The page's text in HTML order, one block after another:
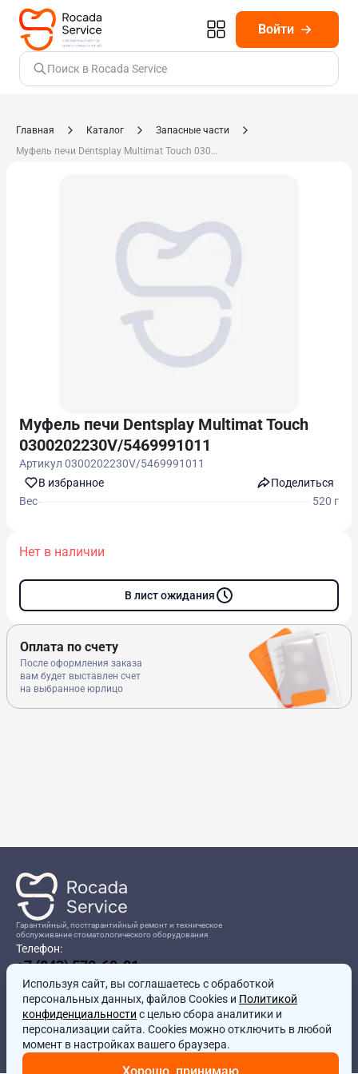
Войти
Поиск в Rocada Service
Главная Каталог
Запасные части
Муфель печи Dentsplay Multimat Touch 0300202230V/5469991011
Муфель печи Dentsplay Multimat Touch
0300202230V/5469991011
Артикул 0300202230V/5469991011
В избранноe
Поделиться
Вес
520 г
Нет в наличии
В лист ожидания
Оплата по счету
После оформления заказа
вам будет выставлен счет
на выбранное юрлицо
Гарантийный, постгарантийный ремонт и техническое
обслуживание стоматологического оборудования
Телефон:
+7 (843) 570-60-81
Режим работы:8:00-17:00
Адрес:
г.Казань, ул.Проспект Победы, д.204в
Почта:
service@rocadamed.ru
Используя сайт, вы соглашаетесь с обработкой
персональных данных, файлов Cookies и Политикой
конфиденциальности с целью сбора аналитики и
персонализации сайта. Cookies можно отключить в любой
момент в настройках вашего браузера.